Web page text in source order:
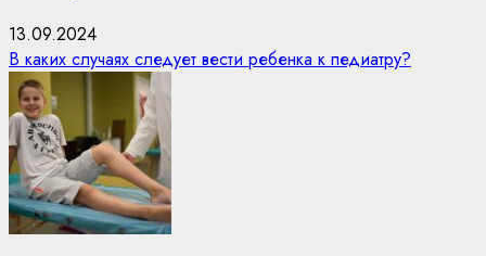
13.09.2024
В каких случаях следует вести ребенка к педиатру?